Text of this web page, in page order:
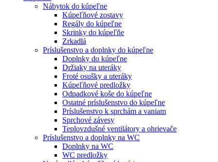
Nábytok do kúpeľne
Kúpeľňové zostavy
Regály do kúpeľne
Skrinky do kúpeľňe
Zrkadlá
Príslušenstvo a doplnky do kúpeľne
Doplnky do kúpeľne
Držiaky na uteráky
Froté osušky a uteráky
Kúpeľňové predložky
Odpadkové koše do kúpeľne
Ostatné príslušenstvo do kúpeľne
Príslušenstvo k sprchám a vaniam
Sprchové závesy
Teplovzdušné ventilátory a ohrievače
Príslušenstvo a doplnky na WC
Doplnky na WC
WC predložky